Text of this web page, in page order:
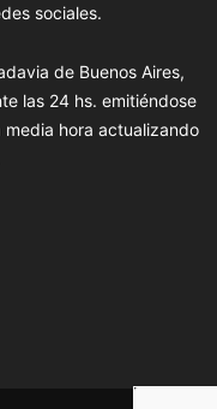
sociales.
de Buenos Aires,
las 24 hs. emitiéndose
hora actualizando